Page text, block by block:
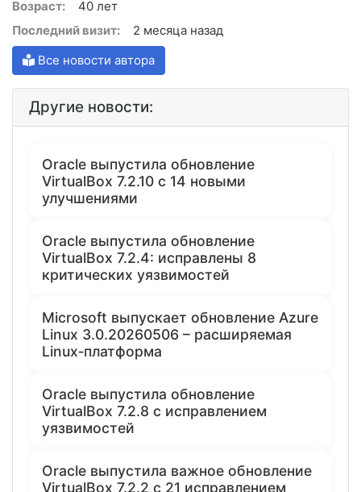
Возраст:
40 лет
Последний визит:
2 месяца назад
Все новости автора
Другие новости:
Oracle выпустила обновление
VirtualBox 7.2.10 с 14 новыми
улучшениями
Oracle выпустила обновление
VirtualBox 7.2.4: исправлены 8
критических уязвимостей
Microsoft выпускает обновление Azure
Linux 3.0.20260506 – расширяемая
Linux‑платформа
Oracle выпустила обновление
VirtualBox 7.2.8 с исправлением
уязвимостей
Oracle выпустила важное обновление
VirtualBox 7.2.2 с 21 исправлением